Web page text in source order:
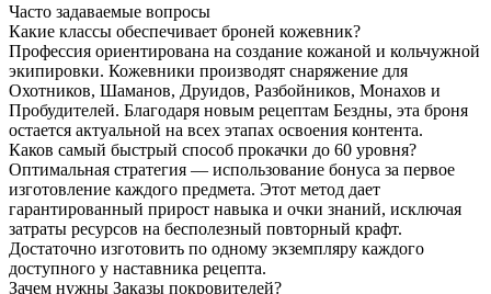
Часто задаваемые вопросы
Какие классы обеспечивает броней кожевник?
Профессия ориентирована на создание кожаной и кольчужной
экипировки. Кожевники производят снаряжение для
Охотников, Шаманов, Друидов, Разбойников, Монахов и
Пробудителей. Благодаря новым рецептам Бездны, эта броня
остается актуальной на всех этапах освоения контента.
Каков самый быстрый способ прокачки до 60 уровня?
Оптимальная стратегия — использование бонуса за первое
изготовление каждого предмета. Этот метод дает
гарантированный прирост навыка и очки знаний, исключая
затраты ресурсов на бесполезный повторный крафт.
Достаточно изготовить по одному экземпляру каждого
доступного у наставника рецепта.
Зачем нужны Заказы покровителей?